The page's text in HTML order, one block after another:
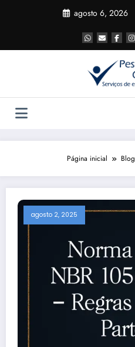
agosto 6, 2026
Página inicial Blog
agosto 2, 2025